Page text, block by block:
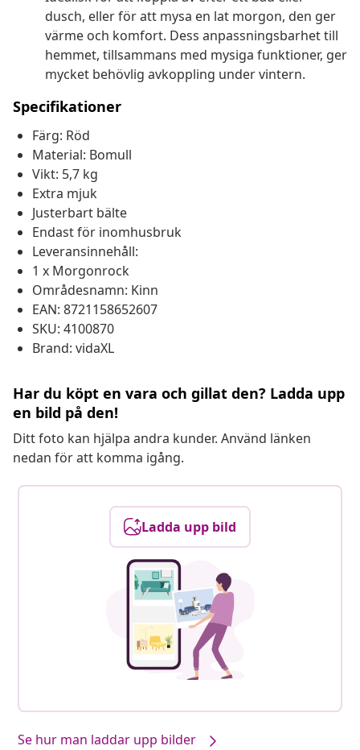
dusch, eller för att mysa en lat morgon, den ger
värme och komfort. Dess anpassningsbarhet till
hemmet, tillsammans med mysiga funktioner, ger
mycket behövlig avkoppling under vintern.
Specifikationer
Färg: Röd
Material: Bomull
Vikt: 5,7 kg
Extra mjuk
Justerbart bälte
Endast för inomhusbruk
Leveransinnehåll:
1 x Morgonrock
Områdesnamn: Kinn
EAN: 8721158652607
SKU: 4100870
Brand: vidaXL
Har du köpt en vara och gillat den? Ladda upp
en bild på den!
Ditt foto kan hjälpa andra kunder. Använd länken
nedan för att komma igång.
Ladda upp bild
Se hur man laddar upp bilder